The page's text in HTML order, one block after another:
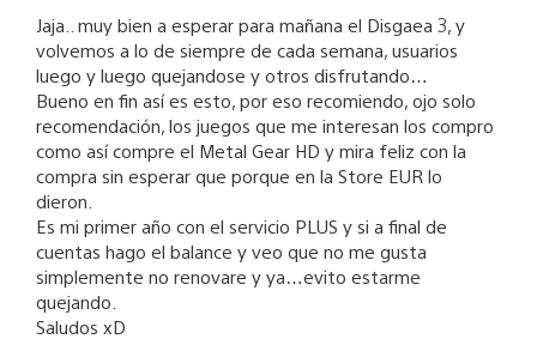
Jaja.. muy bien a esperar para mañana el Disgaea 3, y
volvemos a lo de siempre de cada semana, usuarios
luego y luego quejandose y otros disfrutando…
Bueno en fin así es esto, por eso recomiendo, ojo solo
recomendación, los juegos que me interesan los compro
como así compre el Metal Gear HD y mira feliz con la
compra sin esperar que porque en la Store EUR lo
dieron.
Es mi primer año con el servicio PLUS y si a final de
cuentas hago el balance y veo que no me gusta
simplemente no renovare y ya…evito estarme
quejando.
Saludos xD